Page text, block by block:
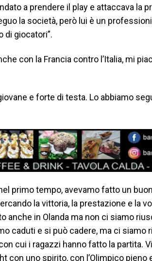
a prendere il play e attaccava la
la società, però lui è un
di giocatori”.
con la Francia contro l’Italia, mi
e forte di testa. Lo abbiamo
primo tempo, avevamo fatto un
la vittoria, la prestazione e la
anche in Olanda ma non ci siamo
caduti e si può cadere, ma ci siamo
cui i ragazzi hanno fatto la partita.
con uno spirito, con l’Olimpico pieno